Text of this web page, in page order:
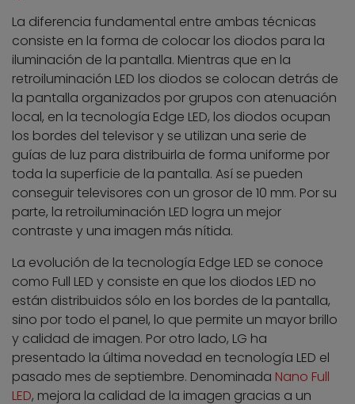
La diferencia fundamental entre ambas técnicas
consiste en la forma de colocar los diodos para la
iluminación de la pantalla. Mientras que en la
retroiluminación LED los diodos se colocan detrás de
la pantalla organizados por grupos con atenuación
local, en la tecnología Edge LED, los diodos ocupan
los bordes del televisor y se utilizan una serie de
guías de luz para distribuirla de forma uniforme por
toda la superficie de la pantalla. Así se pueden
conseguir televisores con un grosor de 10 mm. Por su
parte, la retroiluminación LED logra un mejor
contraste y una imagen más nítida.
La evolución de la tecnología Edge LED se conoce
como Full LED y consiste en que los diodos LED no
están distribuidos sólo en los bordes de la pantalla,
sino por todo el panel, lo que permite un mayor brillo
y calidad de imagen. Por otro lado, LG ha
presentado la última novedad en tecnología LED el
pasado mes de septiembre. Denominada Nano Full
LED, mejora la calidad de la imagen gracias a un